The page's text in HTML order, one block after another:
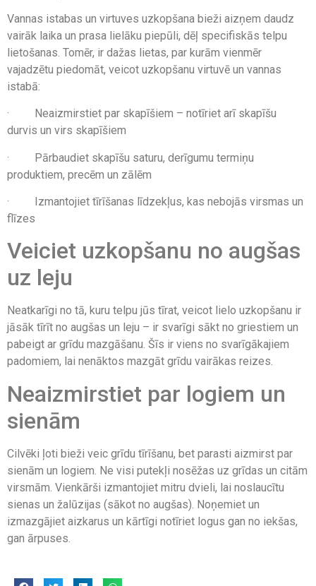
Vannas istabas un virtuves uzkopšana bieži aizņem daudz
vairāk laika un prasa lielāku piepūli, dēļ specifiskās telpu
lietošanas. Tomēr, ir dažas lietas, par kurām vienmēr
vajadzētu piedomāt, veicot uzkopšanu virtuvē un vannas
istabā:
· Neaizmirstiet par skapīšiem – notīriet arī skapīšu
durvis un virs skapīšiem
· Pārbaudiet skapīšu saturu, derīgumu termiņu
produktiem, precēm un zālēm
· Izmantojiet tīrīšanas līdzekļus, kas nebojās virsmas un
flīzes
Veiciet uzkopšanu no augšas
uz leju
Neatkarīgi no tā, kuru telpu jūs tīrat, veicot lielo uzkopšanu ir
jāsāk tīrīt no augšas un leju – ir svarīgi sākt no griestiem un
pabeigt ar grīdu mazgāšanu. Šīs ir viens no svarīgākajiem
padomiem, lai nenāktos mazgāt grīdu vairākas reizes.
Neaizmirstiet par logiem un
sienām
Cilvēki ļoti bieži veic grīdu tīrīšanu, bet parasti aizmirst par
sienām un logiem. Ne visi putekļi nosēžas uz grīdas un citām
virsmām. Vienkārši izmantojiet mitru dvieli, lai noslaucītu
sienas un žalūzijas (sākot no augšas). Noņemiet un
izmazgājiet aizkarus un kārtīgi notīriet logus gan no iekšas,
gan ārpuses.